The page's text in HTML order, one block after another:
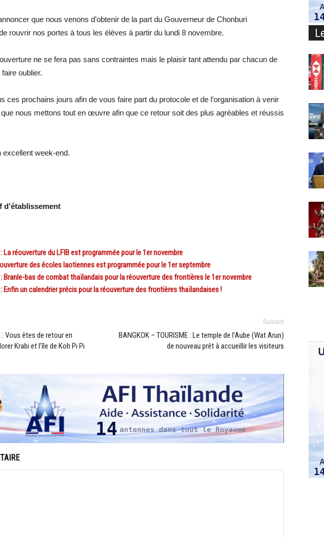
que nous venons d’obtenir de la part du Gouverneur de Chonburi
rouvrir nos portes à tous les élèves à partir du lundi 8 novembre.
ne se fera pas sans contraintes mais le plaisir tant attendu par chacun de
oublier.
ces prochains jours afin de vous faire part du protocole et de l’organisation à venir
nous mettons tout en œuvre afin que ce retour soit des plus agréables et réussis
excellent week-end.
d’établissement
La réouverture du LFIB est programmée pour le 1er novembre
des écoles laotiennes est programmée pour le 1er septembre
: Branle-bas de combat thaïlandais pour la réouverture des frontières le 1er novembre
: Enfin un calendrier précis pour la réouverture des frontières thaïlandaises !
: Vous êtes de retour en
Krabi et l’île de Koh Pi Pi
Suivant
BANGKOK – TOURISME : Le temple de l’Aube (Wat Arun)
de nouveau prêt à accueillir les visiteurs